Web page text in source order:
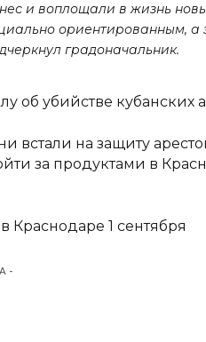
и воплощали в жизнь
ориентированным, а
градоначальник.
об убийстве кубанских
встали на защиту
за продуктами в
Краснодаре 1 сентября
-